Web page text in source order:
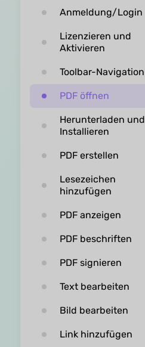
Anmeldung/Login
Lizenzieren und
Aktivieren
Toolbar-Navigation
PDF öffnen
Herunterladen und
Installieren
PDF erstellen
Lesezeichen
hinzufügen
PDF anzeigen
PDF beschriften
PDF signieren
Text bearbeiten
Bild bearbeiten
Link hinzufügen